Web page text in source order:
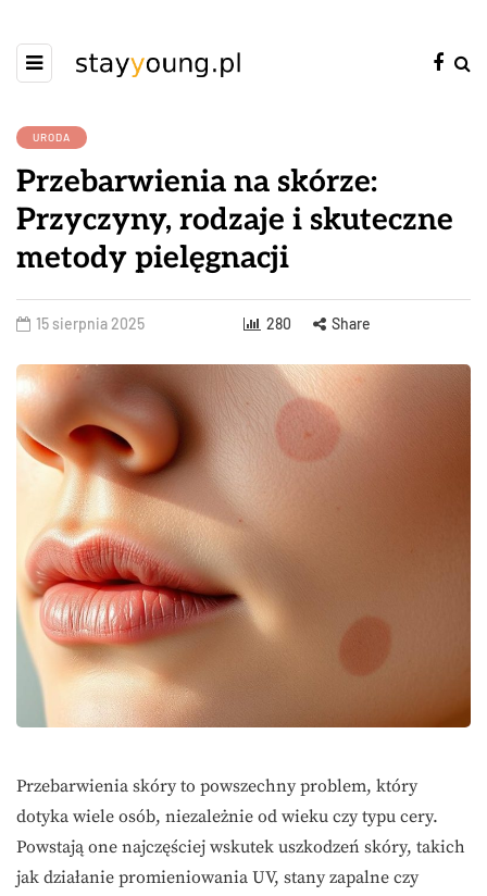
URODA
Przebarwienia na skórze:
Przyczyny, rodzaje i skuteczne
metody pielęgnacji
15 sierpnia 2025 280 Share
Przebarwienia skóry to powszechny problem, który
dotyka wiele osób, niezależnie od wieku czy typu cery.
Powstają one najczęściej wskutek uszkodzeń skóry, takich
jak działanie promieniowania UV, stany zapalne czy